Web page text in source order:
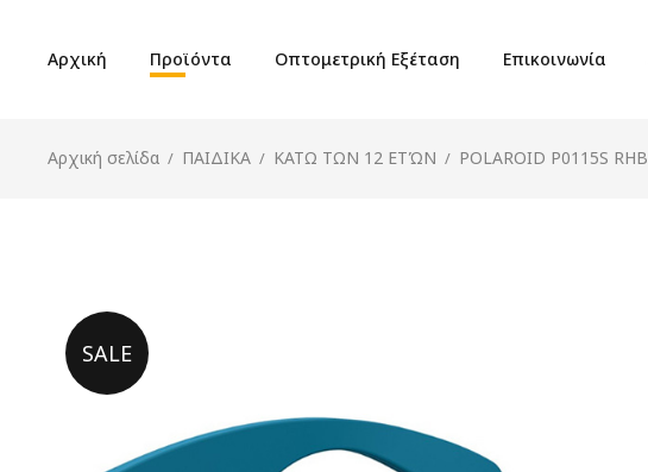
Αρχική Προϊόντα Οπτομετρική Εξέταση Επικοινωνία
Αρχική σελίδα / ΠΑΙΔΙΚΑ / ΚΑΤΩ ΤΩΝ 12 ΕΤΏΝ / POLAROID P0115S RHB
SALE